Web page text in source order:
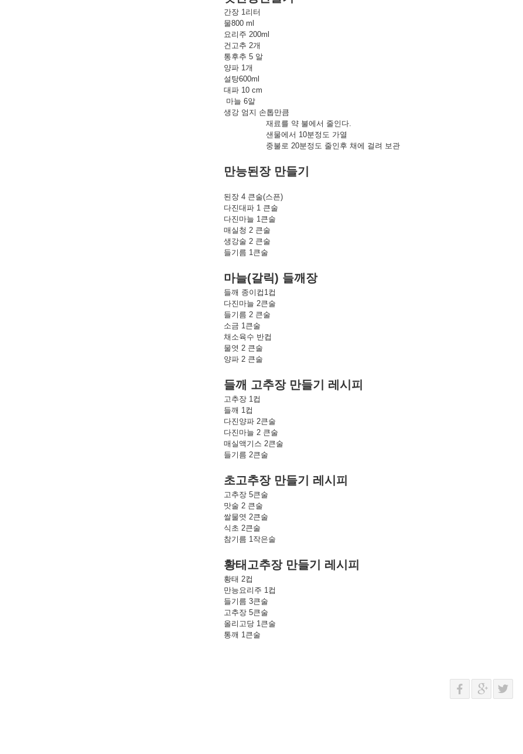
간장 1리터
물800 ml
요리주 200ml
건고추 2개
통후추 5 알
양파 1개
설탕600ml
대파 10 cm
마늘 6알
생강 엄지 손톱만큼
재료를 약 불에서 줄인다.
샌물에서 10분정도 가열
중불로 20분정도 줄인후 채에 걸려 보관
만능된장 만들기
된장 4 큰술(스픈)
다진대파 1 큰술
다진마늘 1큰술
매실청 2 큰술
생강술 2 큰술
들기름 1큰술
마늘(갈릭) 들깨장
들깨 종이컵1컵
다진마늘 2큰술
들기름 2 큰술
소금 1큰술
채소육수 반컵
물엿 2 큰술
양파 2 큰술
들깨 고추장 만들기 레시피
고추장 1컵
들깨 1컵
다진양파 2큰술
다진마늘 2 큰술
매실액기스 2큰술
들기름 2큰술
초고추장 만들기 레시피
고추장 5큰술
맛술 2 큰술
쌀물엿 2큰술
식초 2큰술
참기름 1작은술
황태고추장 만들기 레시피
황태 2컵
만능요리주 1컵
들기름 3큰술
고추장 5큰술
올리고당 1큰술
통깨 1큰술